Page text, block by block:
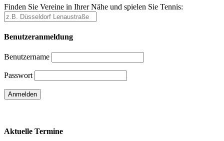
Finden Sie Vereine in Ihrer Nähe und spielen Sie Tennis:
Benutzeranmeldung
Benutzername
Passwort
Aktuelle Termine